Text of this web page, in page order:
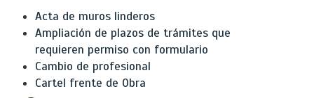
Acta de muros linderos
Ampliación de plazos de trámites que
requieren permiso con formulario
Cambio de profesional
Cartel frente de Obra